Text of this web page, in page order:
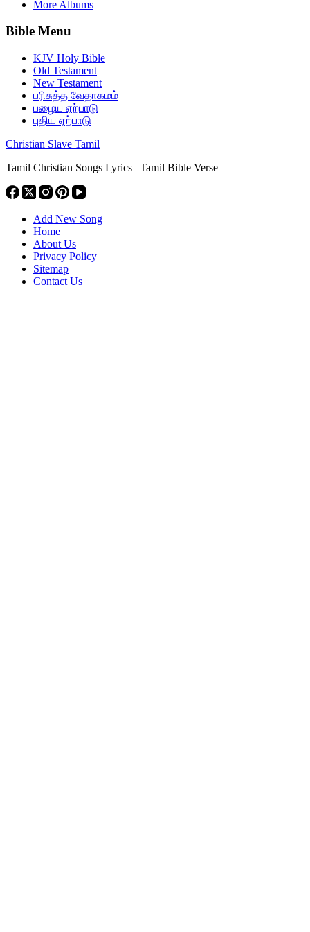
More Albums
Bible Menu
KJV Holy Bible
Old Testament
New Testament
பரிசுத்த வேதாகமம்
பழைய ஏற்பாடு
புதிய ஏற்பாடு
Christian Slave Tamil
Tamil Christian Songs Lyrics | Tamil Bible Verse
Add New Song
Home
About Us
Privacy Policy
Sitemap
Contact Us